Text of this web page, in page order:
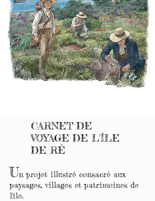
CARNET DE
VOYAGE DE L'ÎLE
DE RÉ
Un projet illustré consacré aux
paysages, villages et patrimoines de
l'île.